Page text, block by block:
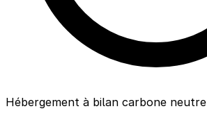
Hébergement à bilan carbone neutre